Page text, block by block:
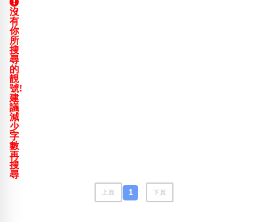
沒
有
你
所
搜
尋
的
靚
號!
建
議
減
少
字
數
再
搜
尋
上頁 1 下頁